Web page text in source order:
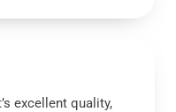
excellent quality,